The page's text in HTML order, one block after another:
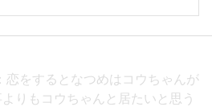
恋をするとなつめはコウちゃんが
りもコウちゃんと居たいと思う